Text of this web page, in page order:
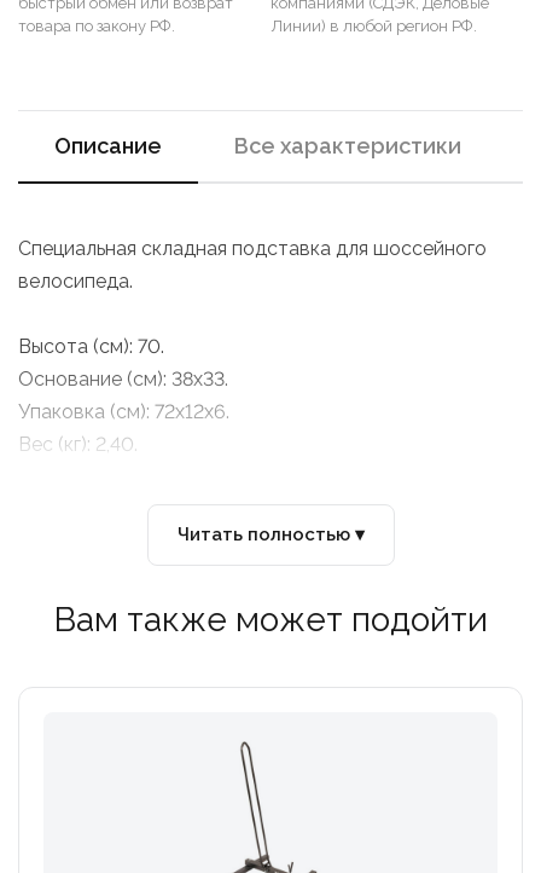
товара по закону РФ.
Линии) в любой регион РФ.
Описание Все характеристики
Специальная складная подставка для шоссейного
велосипеда.
Высота (см): 70.
Основание (см): 38x33.
Упаковка (см): 72x12x6.
Вес (кг): 2,40.
Читать полностью ▾
Вам также может подойти